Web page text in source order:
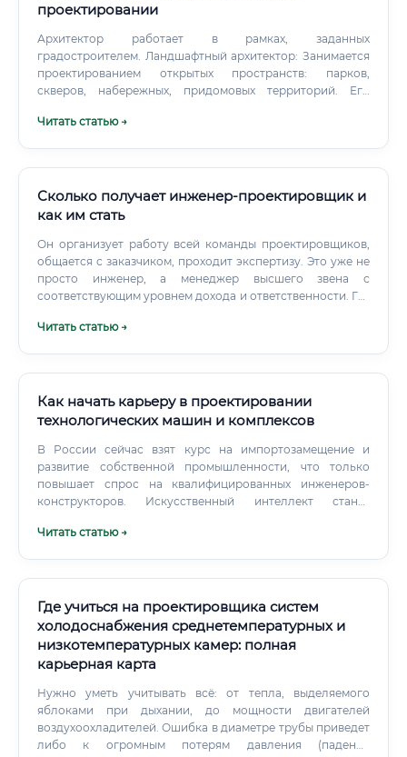
проектировании
Архитектор работает в рамках, заданных
градостроителем. Ландшафтный архитектор: Занимается
проектированием открытых пространств: парков,
скверов, набережных, придомовых территорий. Его
природой.
Читать статью →
Сколько получает инженер-проектировщик и
как им стать
Он организует работу всей команды проектировщиков,
общается с заказчиком, проходит экспертизу. Это уже не
просто инженер, а менеджер высшего звена с
соответствующим уровнем дохода и ответственности. Где
Проектные институты и бюро: Основное место работы.
Читать статью →
Как начать карьеру в проектировании
технологических машин и комплексов
В России сейчас взят курс на импортозамещение и
развитие собственной промышленности, что только
повышает спрос на квалифицированных инженеров-
конструкторов. Искусственный интеллект станет
заменит его.
Читать статью →
Где учиться на проектировщика систем
холодоснабжения среднетемпературных и
низкотемпературных камер: полная
карьерная карта
Нужно уметь учитывать всё: от тепла, выделяемого
яблоками при дыхании, до мощности двигателей
воздухоохладителей. Ошибка в диаметре трубы приведет
либо к огромным потерям давления (падение